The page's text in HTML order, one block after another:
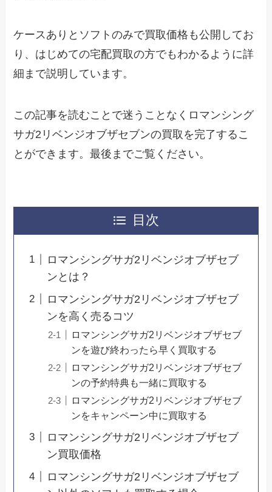
ケースありとソフトのみで買取価格も公開してお
り、はじめての宅配買取の方でもわかるように詳
細まで説明しています。
この記事を読むことで迷うことなくロマンシング
サガ2リベンジオブザセブンの買取を完了するこ
とができます。最後までご覧ください。
目次
ロマンシングサガ2リベンジオブザセブ
ンとは？
ロマンシングサガ2リベンジオブザセブ
ンを高く売るコツ
ロマンシングサガ2リベンジオブザセブ
ンを遊び終わったら早く買取する
ロマンシングサガ2リベンジオブザセブ
ンの予約特典も一緒に買取する
ロマンシングサガ2リベンジオブザセブ
ンをキャンペーン中に買取する
ロマンシングサガ2リベンジオブザセブ
ン買取価格
ロマンシングサガ2リベンジオブザセブ